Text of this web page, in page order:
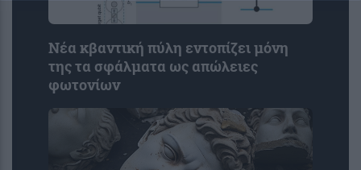
Νέα κβαντική πύλη εντοπίζει μόνη
της τα σφάλματα ως απώλειες
φωτονίων